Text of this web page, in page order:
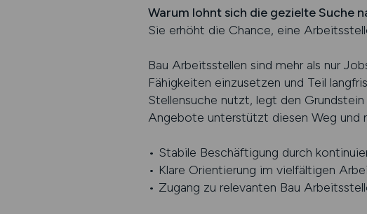
Warum lohnt sich die gezielte Suche
Sie erhöht die Chance, eine
Bau Arbeitsstellen sind mehr als nur
Fähigkeiten einzusetzen und Teil
Stellensuche nutzt, legt den
Angebote unterstützt diesen Weg und
• Stabile Beschäftigung durch
• Klare Orientierung im vielfältigen
• Zugang zu relevanten Bau